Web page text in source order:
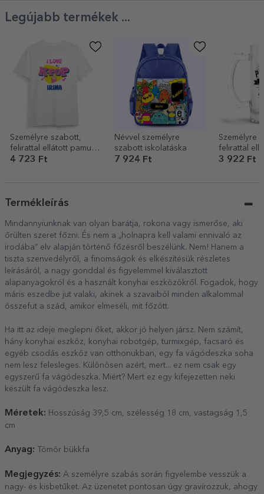
Legújabb termékek ...
Személyre szabott,
felirattal ellátott pamut
póló gyerekeknek –
4 723 Ft
Névvel személyre
szabott iskolatáska
7 924 Ft
Személyre
felirattal
söröskorsó
3 922 Ft
Termékleírás
Mindannyiunknak van olyan barátja, rokona vagy ismerőse, aki
őrülten szeret főzni. És nem a „holnapra kell valami ennivaló az
irodába” elv alapján történő főzésről beszélünk. Nem! Hanem a
tiszta szenvedélyről, a finomságok és elkészítésük részletes
leírásáról, a nagy gonddal és figyelemmel kiválasztott
alapanyagokról és a használt konyhai eszközökről. Fogadok, hogy
máris eszedbe jut valaki, akinek a szavaiból minden alkalommal
összefut a szád, amikor elmeséli, mit főzött.
Ha itt az ideje meglepni őket, akkor jó helyen jársz. Nem számít,
hány konyhai eszköz, konyhai robotgép, turmixgép, facsaró és
egyéb csodás eszköz van otthonukban, egy fa vágódeszka soha
nem lesz felesleges. Különösen azért, mert... ez nem csak egy
egyszerű fa vágódeszka. Miért? Mert ez egy kifejezetten neki
készült fa vágódeszka lesz.
Méretek: Hosszúság 39,5 cm, szélesség 18 cm, vastagság 1,5
cm
Anyag: Tömör bükkfa
Megjegyzés: A személyre szabás során figyelembe vesszük a
nagy- és kisbetűket. Az üzenetet pontosan úgy gravírozzuk, ahogy